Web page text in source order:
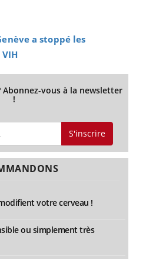
a stoppé les
Abonnez-vous à la newsletter
!
S'inscrire
votre cerveau !
ou simplement très